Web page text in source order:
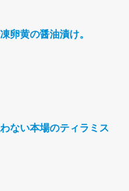
卵黄の醤油漬け。
ない本場のティラミス。